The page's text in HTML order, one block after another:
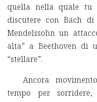
quella nella quale tu
discutere con Bach
Mendelssohn un
alta” a Beethoven di
“stellare”.
Ancora
tempo per